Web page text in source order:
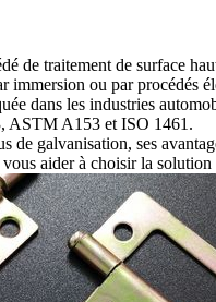
de traitement de surface
immersion ou par procédés
dans les industries
ASTM A153 et ISO 1461.
de galvanisation, ses
aider à choisir la